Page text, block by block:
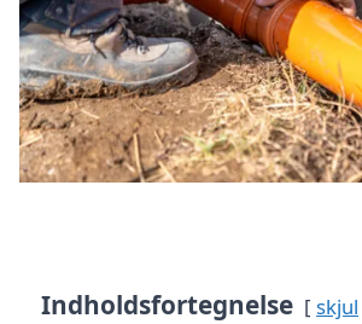
Indholdsfortegnelse skjul